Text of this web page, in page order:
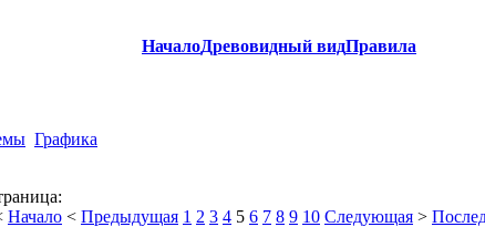
НачалоДревовидный видПравила
Графика
Начало < Предыдущая 1 2 3 4 5 6 7 8 9 10 Следующая >